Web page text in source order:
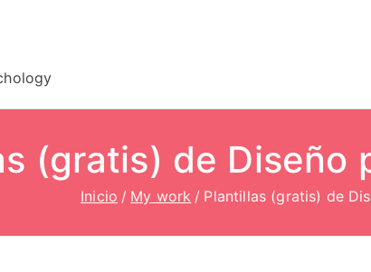
(gratis) de Diseño
Inicio My work Plantillas (gratis) de